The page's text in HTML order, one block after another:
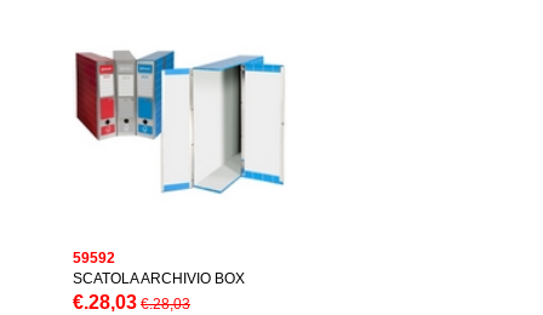
59592
SCATOLA ARCHIVIO BOX
€.28,03 €.28,03